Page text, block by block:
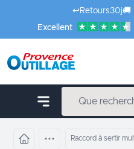
Aller au contenu
↩️ Retours30j🚚
Excellent